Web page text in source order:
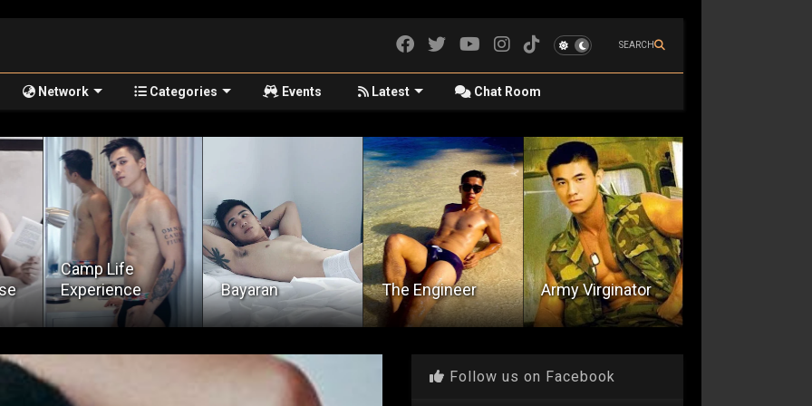
SEARCH
Network Categories Events Latest Chat Room
Camp Life
Experience
Bayaran The Engineer Army Virginator
Follow us on Facebook